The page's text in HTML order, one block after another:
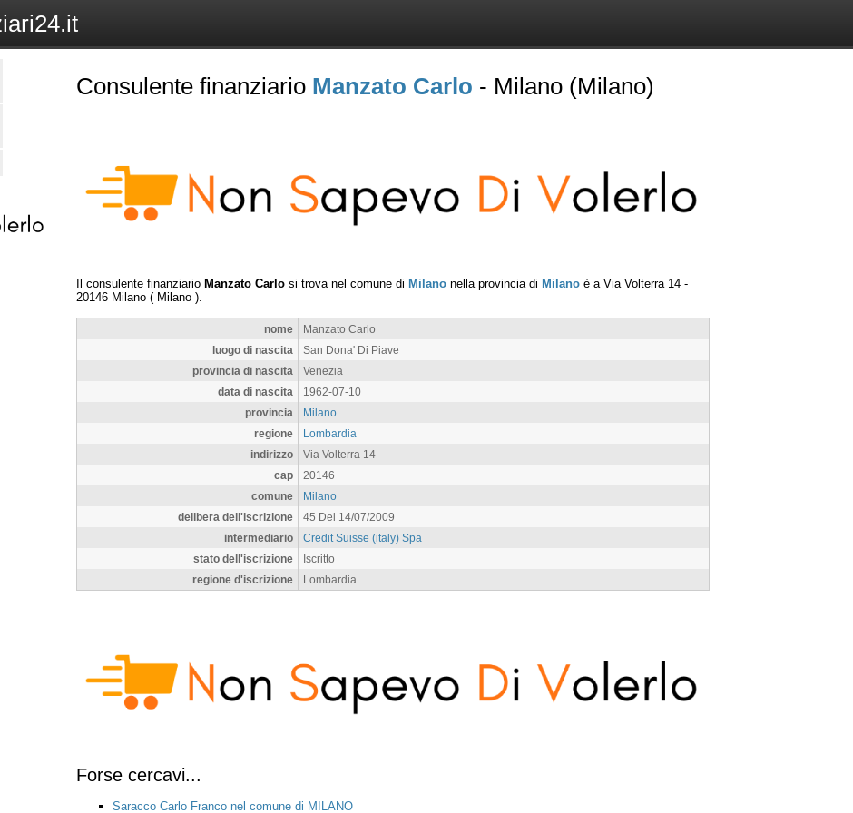
Consulente finanziario Manzato Carlo - Milano (Milano)
Il consulente finanziario Manzato Carlo si trova nel comune di Milano nella provincia di Milano è a Via Volterra 14 -
20146 Milano ( Milano ).
nome
Manzato Carlo
luogo di nascita
San Dona' Di Piave
provincia di nascita
Venezia
data di nascita
1962-07-10
provincia
Milano
regione
Lombardia
indirizzo
Via Volterra 14
cap
20146
comune
Milano
delibera dell'iscrizione
45 Del 14/07/2009
intermediario
Credit Suisse (italy) Spa
stato dell'iscrizione
Iscritto
regione d'iscrizione
Lombardia
Forse cercavi...
Saracco Carlo Franco nel comune di MILANO